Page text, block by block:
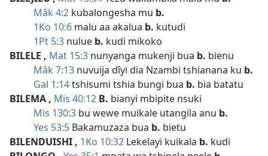
Mâk 4:2 kubalongesha mu b.
1Ko 10:6 malu aa akalua b. kutudi
1Pt 5:3 nulue b. kudi mikoko
BILELE , Mat 15:3 nunyanga mukenji bua b. bienu
Mâk 7:13 nuvuija dîyi dia Nzambi tshianana ku b.
Gal 1:14tshisumi tshia bungi bua b. bia batatu
BILEMA , Mis 40:12 B. bianyi mbipite nsuki
Mis 130:3 bu wewe muikale utangila anu b.
Yes 53:5 Bakamuzaza bua b. bietu
BILENDUISHI , 1Ko 10:32 Lekelayi kuikala b. kudi